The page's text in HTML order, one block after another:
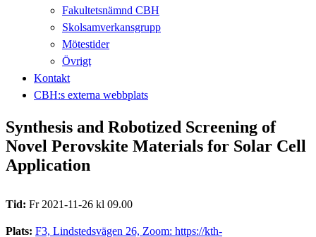
Fakultetsnämnd CBH
Skolsamverkansgrupp
Mötestider
Övrigt
Kontakt
CBH:s externa webbplats
Synthesis and Robotized Screening of
Novel Perovskite Materials for Solar Cell
Application
Tid: Fr 2021-11-26 kl 09.00
Plats: F3, Lindstedsvägen 26, Zoom: https://kth-